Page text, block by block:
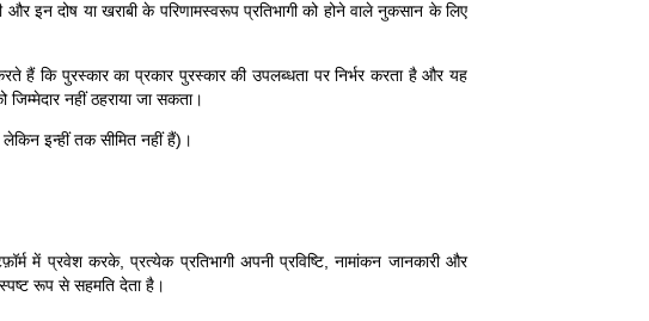
और इन दोष या खराबी के परिणामस्वरूप प्रतिभागी को होने वाले नुकसान के लिए
हैं कि पुरस्कार का प्रकार पुरस्कार की उपलब्धता पर निर्भर करता है और यह
नहीं ठहराया जा सकता।
इन्हीं तक सीमित नहीं हैं)।
में प्रवेश करके, प्रत्येक प्रतिभागी अपनी प्रविष्टि, नामांकन जानकारी और
रूप से सहमति देता है।